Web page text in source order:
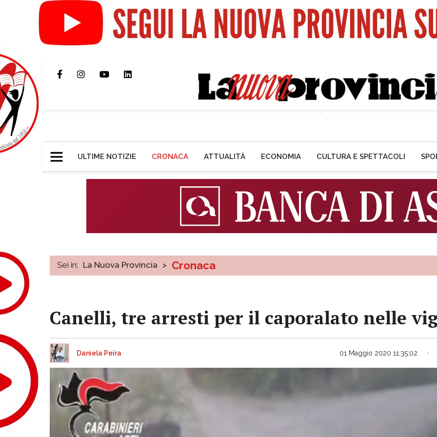
ULTIME NOTIZIE CRONACA ATTUALITÀ ECONOMIA CULTURA E SPETTACOLI
Sei in: La Nuova Provincia > Cronaca
Canelli, tre arresti per il caporalato nelle
Daniela Peira 01 Maggio 2020 11:35:02